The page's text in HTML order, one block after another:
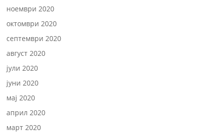
ноември 2020
октомври 2020
септември 2020
август 2020
јули 2020
јуни 2020
мај 2020
април 2020
март 2020